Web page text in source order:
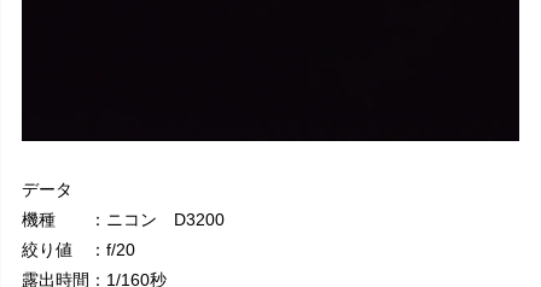
データ
機種 ：ニコン D3200
絞り値 ：f/20
露出時間：1/160秒